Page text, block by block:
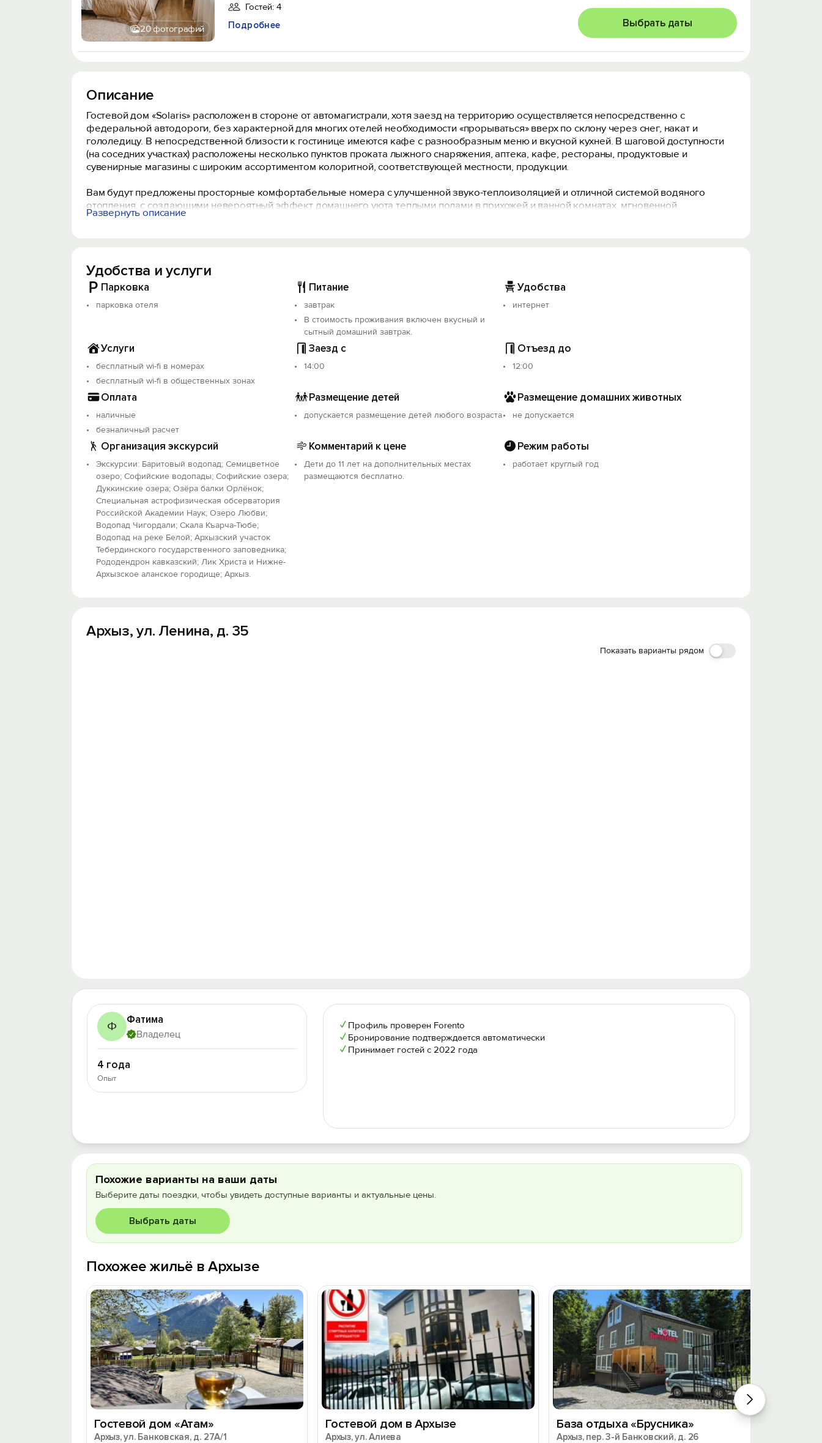
20 фотографий
Гостей: 4
Подробнее
Выбрать даты
Описание
Гостевой дом «Solaris» расположен в стороне от автомагистрали, хотя заезд на территорию осуществляется непосредственно с
федеральной автодороги, без характерной для многих отелей необходимости «прорываться» вверх по склону через снег, накат и
гололедицу. В непосредственной близости к гостинице имеются кафе с разнообразным меню и вкусной кухней. В шаговой доступности
(на соседних участках) расположены несколько пунктов проката лыжного снаряжения, аптека, кафе, рестораны, продуктовые и
сувенирные магазины с широким ассортиментом колоритной, соответствующей местности, продукции.
Вам будут предложены просторные комфортабельные номера с улучшенной звуко-теплоизоляцией и отличной системой водяного
отопления, с создающими невероятный эффект домашнего уюта теплыми полами в прихожей и ванной комнатах, мгновенной
круглосуточной подачей горячей воды.
Развернуть описание
Удобства и услуги
Парковка
парковка отеля
Питание
завтрак
В стоимость проживания включен вкусный и
сытный домашний завтрак.
Удобства
интернет
Услуги
бесплатный wi-fi в номерах
бесплатный wi-fi в общественных зонах
Заезд с
14:00
Отъезд до
12:00
Оплата
наличные
безналичный расчет
Размещение детей
допускается размещение детей любого возраста
Размещение домашних животных
не допускается
Организация экскурсий
Экскурсии: Баритовый водопад; Семицветное
озеро; Софийские водопады; Софийские озера;
Дуккинские озера; Озёра балки Орлёнок;
Специальная астрофизическая обсерватория
Российской Академии Наук; Озеро Любви;
Водопад Чигордали; Скала Къарча-Тюбе;
Водопад на реке Белой; Архызский участок
Тебердинского государственного заповедника;
Рододендрон кавказский; Лик Христа и Нижне-
Архызское аланское городище; Архыз.
Комментарий к цене
Дети до 11 лет на дополнительных местах
размещаются бесплатно.
Режим работы
работает круглый год
Архыз, ул. Ленина, д. 35
Показать варианты рядом
Ф Фатима
Владелец
4 года
Опыт
✓ Профиль проверен Forento
✓ Бронирование подтверждается автоматически
✓ Принимает гостей с 2022 года
Похожие варианты на ваши даты
Выберите даты поездки, чтобы увидеть доступные варианты и актуальные цены.
Выбрать даты
Похожее жильё в Архызе
Гостевой дом «Атам»
Архыз, ул. Банковская, д. 27А/1
Гостевой дом в Архызе
Архыз, ул. Алиева
База отдыха «Брусника»
Архыз, пер. 3-й Банковский, д. 26